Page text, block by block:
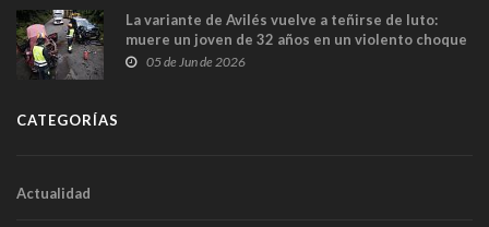
La variante de Avilés vuelve a teñirse de luto:
muere un joven de 32 años en un violento choque
frontal
05 de Jun de 2026
CATEGORÍAS
Actualidad